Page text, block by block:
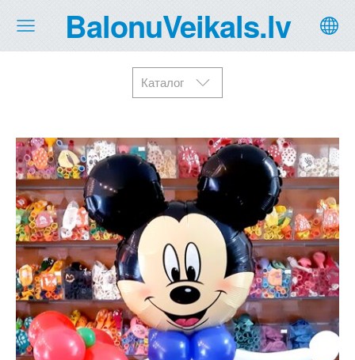
BalonuVeikals.lv
Каталог